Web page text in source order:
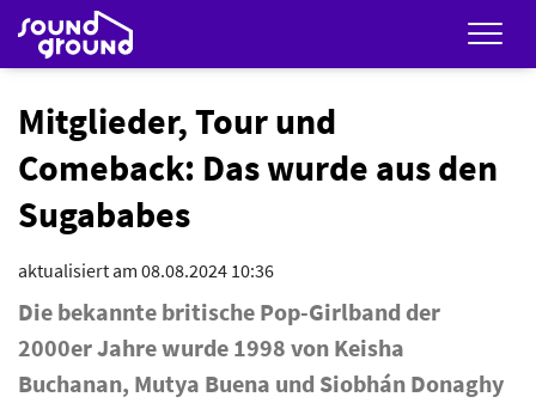
Mitglieder, Tour und
Comeback: Das wurde aus den
Sugababes
aktualisiert am 08.08.2024 10:36
Die bekannte britische Pop-Girlband der
2000er Jahre wurde 1998 von Keisha
Buchanan, Mutya Buena und Siobhán Donaghy